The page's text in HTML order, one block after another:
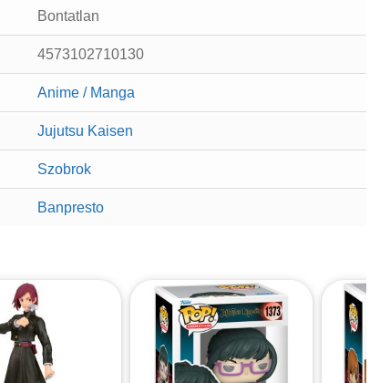
Bontatlan
4573102710130
Anime / Manga
Jujutsu Kaisen
Szobrok
Banpresto